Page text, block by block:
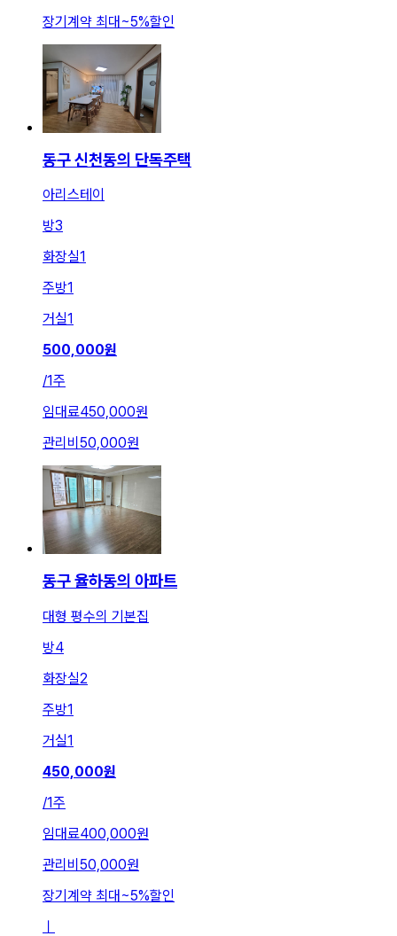
장기계약 최대~5%할인
동구 신천동의 단독주택
아리스테이
방3
화장실1
주방1
거실1
500,000원
/1주
임대료450,000원
관리비 50,000원
동구 율하동의 아파트
대형 평수의 기본집
방4
화장실2
주방1
거실1
450,000원
/1주
임대료400,000원
관리비 50,000원
장기계약 최대~5%할인
ㅣ